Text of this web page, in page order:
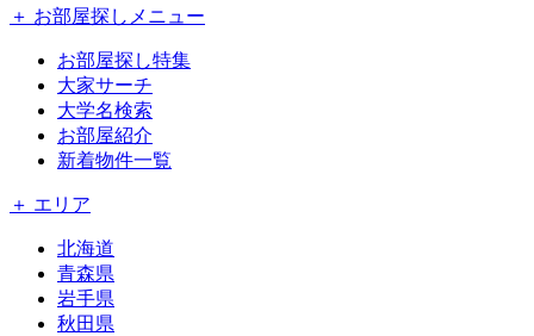
＋ お部屋探しメニュー
お部屋探し特集
大家サーチ
大学名検索
お部屋紹介
新着物件一覧
＋ エリア
北海道
青森県
岩手県
秋田県